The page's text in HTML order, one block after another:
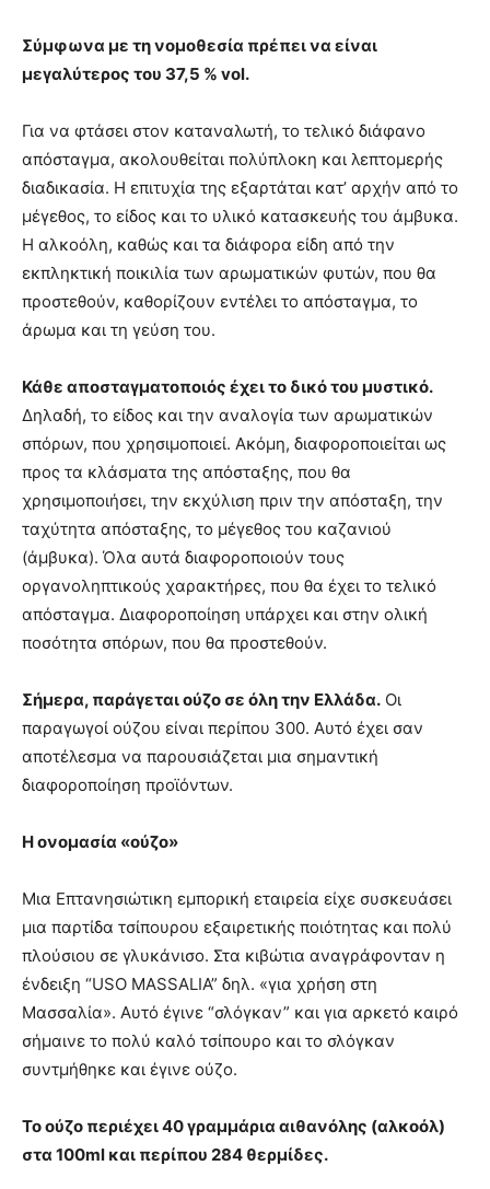
Σύμφωνα με τη νομοθεσία πρέπει να είναι
μεγαλύτερος του 37,5 % vol.
Για να φτάσει στον καταναλωτή, το τελικό διάφανο
απόσταγμα, ακολουθείται πολύπλοκη και λεπτομερής
διαδικασία. Η επιτυχία της εξαρτάται κατ’ αρχήν από το
μέγεθος, το είδος και το υλικό κατασκευής του άμβυκα.
Η αλκοόλη, καθώς και τα διάφορα είδη από την
εκπληκτική ποικιλία των αρωματικών φυτών, που θα
προστεθούν, καθορίζουν εντέλει το απόσταγμα, το
άρωμα και τη γεύση του.
Κάθε αποσταγματοποιός έχει το δικό του μυστικό.
Δηλαδή, το είδος και την αναλογία των αρωματικών
σπόρων, που χρησιμοποιεί. Ακόμη, διαφοροποιείται ως
προς τα κλάσματα της απόσταξης, που θα
χρησιμοποιήσει, την εκχύλιση πριν την απόσταξη, την
ταχύτητα απόσταξης, το μέγεθος του καζανιού
(άμβυκα). Όλα αυτά διαφοροποιούν τους
οργανοληπτικούς χαρακτήρες, που θα έχει το τελικό
απόσταγμα. Διαφοροποίηση υπάρχει και στην ολική
ποσότητα σπόρων, που θα προστεθούν.
Σήμερα, παράγεται ούζο σε όλη την Ελλάδα. Οι
παραγωγοί ούζου είναι περίπου 300. Αυτό έχει σαν
αποτέλεσμα να παρουσιάζεται μια σημαντική
διαφοροποίηση προϊόντων.
Η ονομασία «ούζο»
Μια Επτανησιώτικη εμπορική εταιρεία είχε συσκευάσει
μια παρτίδα τσίπουρου εξαιρετικής ποιότητας και πολύ
πλούσιου σε γλυκάνισο. Στα κιβώτια αναγράφονταν η
ένδειξη “USO MASSALIA” δηλ. «για χρήση στη
Μασσαλία». Αυτό έγινε “σλόγκαν” και για αρκετό καιρό
σήμαινε το πολύ καλό τσίπουρο και το σλόγκαν
συντμήθηκε και έγινε ούζο.
Το ούζο περιέχει 40 γραμμάρια αιθανόλης (αλκοόλ)
στα 100ml και περίπου 284 θερμίδες.